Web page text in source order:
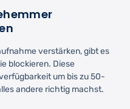
verstärken, gibt es
blockieren. Diese
um bis zu 50-
andere richtig machst.